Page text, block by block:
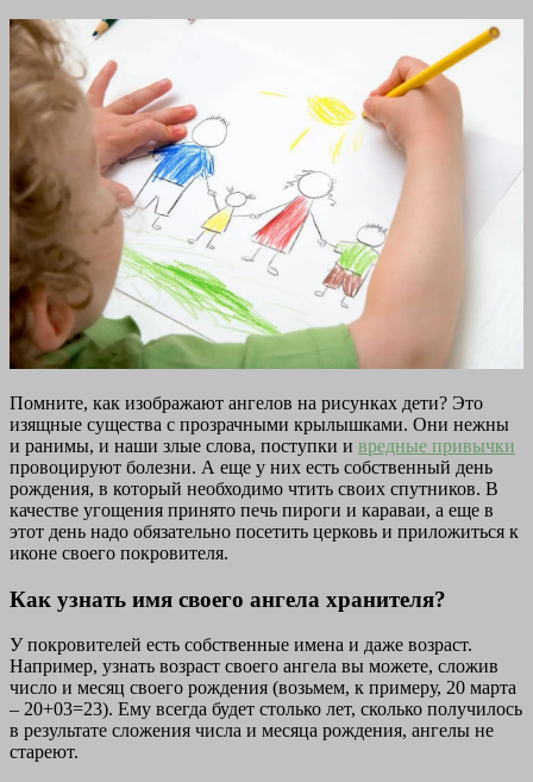
Помните, как изображают ангелов на рисунках дети? Это
изящные существа с прозрачными крылышками. Они нежны
и ранимы, и наши злые слова, поступки и вредные привычки
провоцируют болезни. А еще у них есть собственный день
рождения, в который необходимо чтить своих спутников. В
качестве угощения принято печь пироги и караваи, а еще в
этот день надо обязательно посетить церковь и приложиться к
иконе своего покровителя.
Как узнать имя своего ангела хранителя?
У покровителей есть собственные имена и даже возраст.
Например, узнать возраст своего ангела вы можете, сложив
число и месяц своего рождения (возьмем, к примеру, 20 марта
– 20+03=23). Ему всегда будет столько лет, сколько получилось
в результате сложения числа и месяца рождения, ангелы не
стареют.